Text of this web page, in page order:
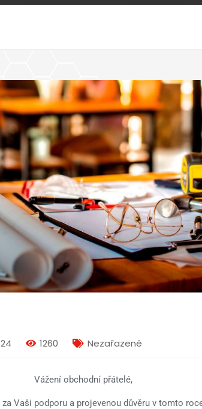
1260 Nezařazené
Vážení obchodní přátelé,
Vaši podporu a projevenou důvěru v tomto